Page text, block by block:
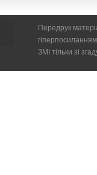
Передрук
ЗМІ тільки зі